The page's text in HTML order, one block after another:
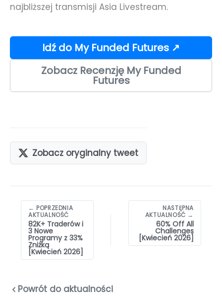
najbliższej transmisji Asia Livestream.
Idź do My Funded Futures ↗
Zobacz Recenzję My Funded
Futures
Zobacz oryginalny tweet
Nawigacja
wpisów
← POPRZEDNIA
AKTUALNOŚĆ
82K+ Traderów i
3 Nowe
Programy z 33%
Zniżką
[Kwiecień 2026]
NASTĘPNA
AKTUALNOŚĆ →
60% Off All
Challenges
[Kwiecień 2026]
Powrót do aktualności